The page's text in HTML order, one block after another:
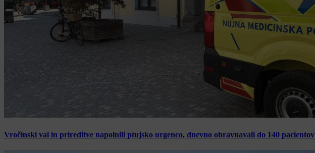
Vročinski val in prireditve napolnili ptujsko urgenco, dnevno obravnavali do 140 pacientov